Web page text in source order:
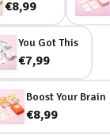
€8,99
You Got This
€7,99
Boost Your Brain
€8,99